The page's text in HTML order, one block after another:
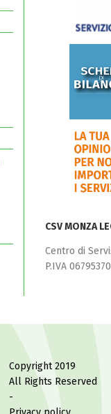
CSV MONZA
Centro di
P.IVA
Copyright 2019
All Rights Reserved
-